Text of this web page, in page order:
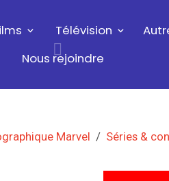
Télévision
Nous rejoindre
Marvel
Séries &